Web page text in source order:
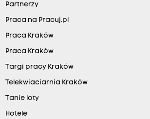
Partnerzy
Praca na Pracuj.pl
Praca Kraków
Praca Kraków
Targi pracy Kraków
Telekwiaciarnia Kraków
Tanie loty
Hotele